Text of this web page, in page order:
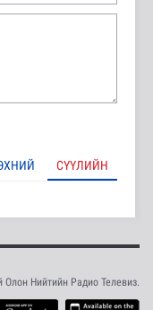
СҮҮЛИЙН
Нийтийн Радио Телевиз.